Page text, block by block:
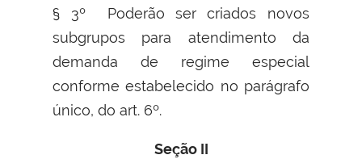
§ 3º Poderão ser criados novos
subgrupos para atendimento da
demanda de regime especial
conforme estabelecido no parágrafo
único, do art. 6º.
Seção II